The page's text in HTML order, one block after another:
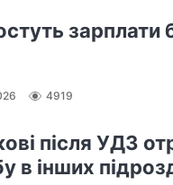
зарплати
4919
після УДЗ
в інших